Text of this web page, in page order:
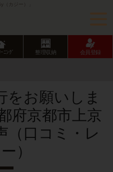
（カジー）」
ﾆﾝｸﾞ 整理収納 会員登録
をお願いしま
府京都市上京
（口コミ・レ
）